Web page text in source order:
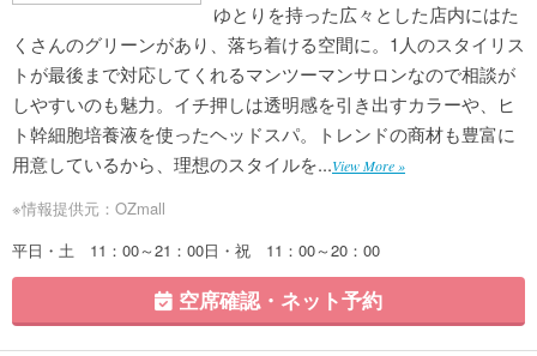
ゆとりを持った広々とした店内にはた
くさんのグリーンがあり、落ち着ける空間に。1人のスタイリス
トが最後まで対応してくれるマンツーマンサロンなので相談が
しやすいのも魅力。イチ押しは透明感を引き出すカラーや、ヒ
ト幹細胞培養液を使ったヘッドスパ。トレンドの商材も豊富に
用意しているから、理想のスタイルを...View More »
※情報提供元：OZmall
平日・土 11：00～21：00日・祝 11：00～20：00
空席確認・ネット予約